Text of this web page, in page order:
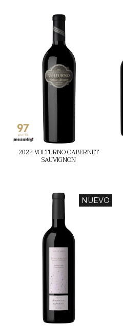
2022 VOLTURNO CABERNET
SAUVIGNON
NUEVO